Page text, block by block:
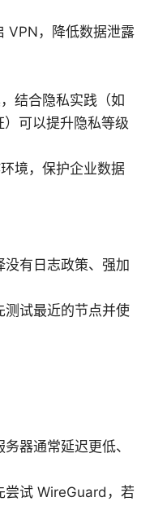
VPN，降低数据泄露
结合隐私实践（如
可以提升隐私等级
境，保护企业数据
没有日志政策、强加
测试最近的节点并使
器通常延迟更低、
尝试 WireGuard，若